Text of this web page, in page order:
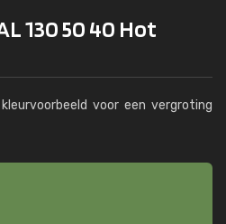
130 50 40 Hot
voor een vergroting